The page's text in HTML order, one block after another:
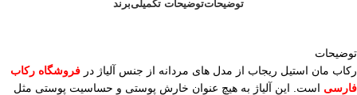
توضیحاتتوضیحات تکمیلیبرند
توضیحات
رکاب مان استیل ریجاب از مدل های مردانه از جنس آلیاژ در فروشگاه رکاب
فارسی است. این آلیاژ به هیچ عنوان خارش پوستی و حساسیت پوستی مثل